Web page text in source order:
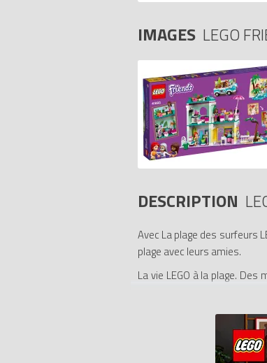
IMAGES LEGO
DESCRIPTION
Avec La plage des surfeurs
plage avec leurs amies.
La vie LEGO à la plage.
grand-mère de Mia de
accessoires qui stimulent
imaginer des vacances de